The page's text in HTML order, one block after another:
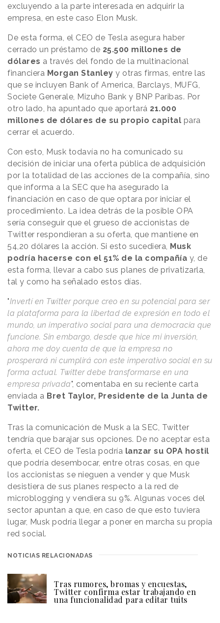
excluyendo a la parte interesada en adquirir la
empresa, en este caso Elon Musk.
De esta forma, el CEO de Tesla asegura haber
cerrado un préstamo de 25.500 millones de
dólares a través del fondo de la multinacional
financiera Morgan Stanley y otras firmas, entre las
que se incluyen Bank of America, Barclays, MUFG,
Societe Generale, Mizuho Bank y BNP Paribas. Por
otro lado, ha apuntado que aportará 21.000
millones de dólares de su propio capital para
cerrar el acuerdo.
Con esto, Musk todavía no ha comunicado su
decisión de iniciar una oferta pública de adquisición
por la totalidad de las acciones de la compañía, sino
que informa a la SEC que ha asegurado la
financiación en caso de que optara por iniciar el
procedimiento. La idea detrás de la posible OPA
sería conseguir que el grueso de accionistas de
Twitter respondieran a su oferta, que mantiene en
54,20 dólares la acción. Si esto sucediera, Musk
podría hacerse con el 51% de la compañía y, de
esta forma, llevar a cabo sus planes de privatizarla,
tal y como ha señalado estos días.
"Invertí en Twitter porque creo en su potencial para ser
la plataforma para la libertad de expresión en todo el
mundo, un imperativo social para una democracia que
funcione. Sin embargo, desde que hice mi inversión,
ahora me doy cuenta de que la empresa no
prosperará ni cumplirá con este imperativo social en su
forma actual. Twitter debe transformarse en una
empresa privada", comentaba en su reciente carta
enviada a Bret Taylor, Presidente de la Junta de
Twitter.
Tras la comunicación de Musk a la SEC, Twitter
tendría que barajar sus opciones. De no aceptar esta
oferta, el CEO de Tesla podría lanzar su OPA hostil
que podría desembocar, entre otras cosas, en que
los accionistas se nieguen a vender y que Musk
desistiera de sus planes respecto a la red de
microblogging y vendiera su 9%. Algunas voces del
sector apuntan a que, en caso de que esto tuviera
lugar, Musk podría llegar a poner en marcha su propia
red social.
NOTICIAS RELACIONADAS
Tras rumores, bromas y encuestas,
Twitter confirma estar trabajando en
una funcionalidad para editar tuits